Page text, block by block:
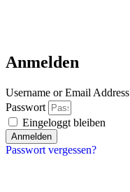
Anmelden
Username or Email Address
Passwort
Eingeloggt bleiben
Anmelden
Passwort vergessen?